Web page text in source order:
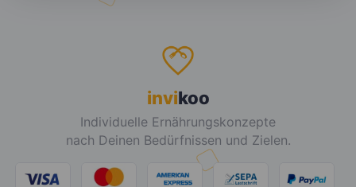
invikoo
Individuelle Ernährungskonzepte
nach Deinen Bedürfnissen und Zielen.